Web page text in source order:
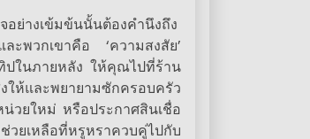
ย่างเข้มข้นนั้นต้องคำนึงถึง
ะพวกเขาคือ ‘ความสงสัย’
ปในภายหลัง ให้คุณไปที่ร้าน
ให้และพยายามซักครอบครัว
วยใหม่ หรือประกาศสินเชื่อ
ยเหลือที่หรูหราควบคู่ไปกับ